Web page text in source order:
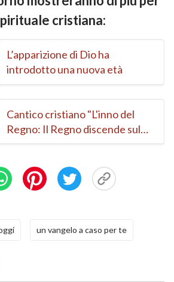
cristiana:
L’apparizione di Dio ha
introdotto una nuova età
Cantico cristiano "L'inno del
Regno: Il Regno discende sul
mondo" | Coro cristiano
un vangelo a caso per te